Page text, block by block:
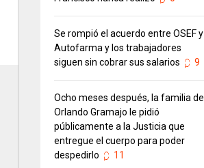
Se rompió el acuerdo entre OSEF y
Autofarma y los trabajadores
siguen sin cobrar sus salarios
9
Ocho meses después, la familia de
Orlando Gramajo le pidió
públicamente a la Justicia que
entregue el cuerpo para poder
despedirlo
11